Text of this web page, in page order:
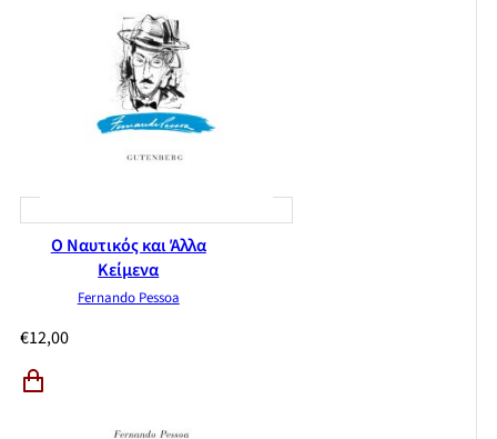
Ο Ναυτικός και Άλλα
Κείμενα
Fernando Pessoa
€12,00